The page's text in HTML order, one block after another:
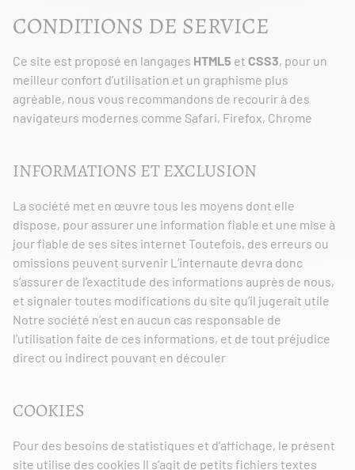
CONDITIONS DE SERVICE
Ce site est proposé en langages HTML5 et CSS3, pour un
meilleur confort d’utilisation et un graphisme plus
agréable, nous vous recommandons de recourir à des
navigateurs modernes comme Safari, Firefox, Chrome
INFORMATIONS ET EXCLUSION
La société met en œuvre tous les moyens dont elle
dispose, pour assurer une information fiable et une mise à
jour fiable de ses sites internet Toutefois, des erreurs ou
omissions peuvent survenir L’internaute devra donc
s’assurer de l’exactitude des informations auprès de nous,
et signaler toutes modifications du site qu’il jugerait utile
Notre société n’est en aucun cas responsable de
l’utilisation faite de ces informations, et de tout préjudice
direct ou indirect pouvant en découler
COOKIES
Pour des besoins de statistiques et d’affichage, le présent
site utilise des cookies Il s’agit de petits fichiers textes